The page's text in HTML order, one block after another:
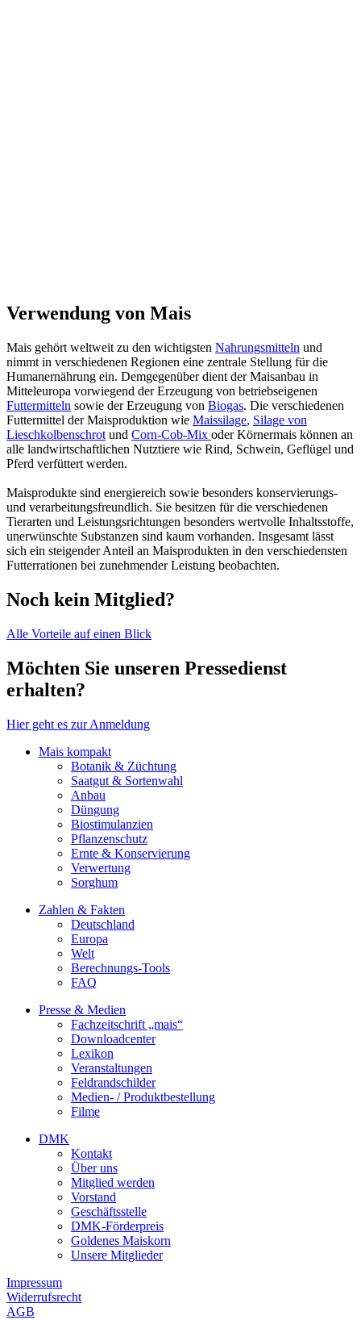
Verwendung von Mais
Mais gehört weltweit zu den wichtigsten Nahrungsmitteln und
nimmt in verschiedenen Regionen eine zentrale Stellung für die
Humanernährung ein. Demgegenüber dient der Maisanbau in
Mitteleuropa vorwiegend der Erzeugung von betriebseigenen
Futtermitteln sowie der Erzeugung von Biogas. Die verschiedenen
Futtermittel der Maisproduktion wie Maissilage, Silage von
Lieschkolbenschrot und Corn-Cob-Mix oder Körnermais können an
alle landwirtschaftlichen Nutztiere wie Rind, Schwein, Geflügel und
Pferd verfüttert werden.
Maisprodukte sind energiereich sowie besonders konservierungs-
und verarbeitungsfreundlich. Sie besitzen für die verschiedenen
Tierarten und Leistungsrichtungen besonders wertvolle Inhaltsstoffe,
unerwünschte Substanzen sind kaum vorhanden. Insgesamt lässt
sich ein steigender Anteil an Maisprodukten in den verschiedensten
Futterrationen bei zunehmender Leistung beobachten.
Noch kein Mitglied?
Alle Vorteile auf einen Blick
Möchten Sie unseren Pressedienst
erhalten?
Hier geht es zur Anmeldung
Mais kompakt
Botanik & Züchtung
Saatgut & Sortenwahl
Anbau
Düngung
Biostimulanzien
Pflanzenschutz
Ernte & Konservierung
Verwertung
Sorghum
Zahlen & Fakten
Deutschland
Europa
Welt
Berechnungs-Tools
FAQ
Presse & Medien
Fachzeitschrift „mais“
Downloadcenter
Lexikon
Veranstaltungen
Feldrandschilder
Medien- / Produktbestellung
Filme
DMK
Kontakt
Über uns
Mitglied werden
Vorstand
Geschäftsstelle
DMK-Förderpreis
Goldenes Maiskorn
Unsere Mitglieder
Impressum
Widerrufsrecht
AGB